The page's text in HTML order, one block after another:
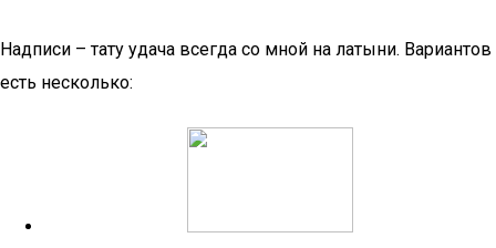
Надписи – тату удача всегда со мной на латыни. Вариантов
есть несколько: